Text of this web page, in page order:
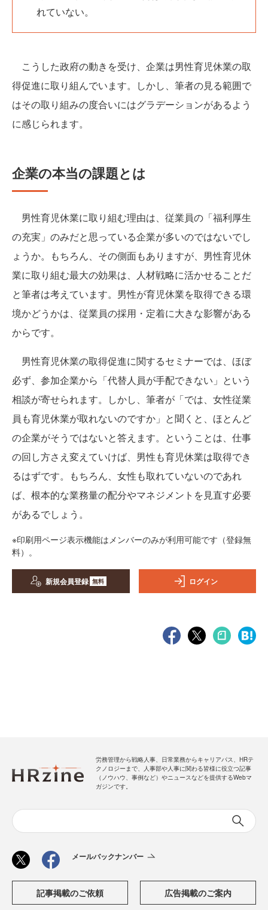
れていない。
こうした政府の動きを受け、企業は男性育児休業の取
得促進に取り組んでいます。しかし、筆者の見る範囲で
はその取り組みの度合いにはグラデーションがあるよう
に感じられます。
企業の本当の課題とは
男性育児休業に取り組む理由は、従業員の「福利厚生
の充実」のみだと思っている企業が多いのではないでし
ょうか。もちろん、その側面もありますが、男性育児休
業に取り組む最大の効果は、人材戦略に活かせることだ
と筆者は考えています。男性が育児休業を取得できる環
境かどうかは、従業員の採用・定着に大きな影響がある
からです。
男性育児休業の取得促進に関するセミナーでは、ほぼ
必ず、参加企業から「代替人員が手配できない」という
相談が寄せられます。しかし、筆者が「では、女性従業
員も育児休業が取れないのですか」と聞くと、ほとんど
の企業がそうではないと答えます。ということは、仕事
の回し方さえ変えていけば、男性も育児休業は取得でき
るはずです。もちろん、女性も取れていないのであれ
ば、根本的な業務量の配分やマネジメントを見直す必要
があるでしょう。
※印刷用ページ表示機能はメンバーのみが利用可能です（登録無
料）。
新規会員登録 無料 ログイン
労務管理から戦略人事、日常業務からキャリアパス、HRテ
クノロジーまで、人事部や人事に関わる皆様に役立つ記事
（ノウハウ、事例など）やニュースなどを提供するWebマ
ガジンです。
メールバックナンバー
記事掲載のご依頼 広告掲載のご案内